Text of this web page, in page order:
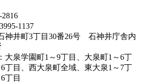
1137
神井町3丁目30番26号 石神井庁舎内
大泉学園町1～9丁目、大泉町1～6丁
丁目、西大泉町全域、東大泉1～7丁
丁目